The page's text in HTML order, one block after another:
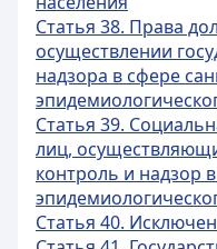
Статья 38. Права
осуществлении
надзора в сфере
Статья 39.
лиц,
контроль и надзор
Статья 40.